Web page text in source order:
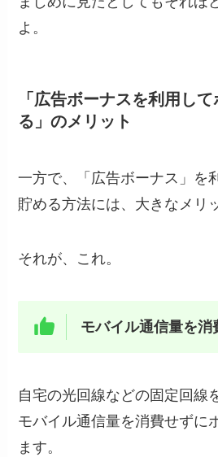
よ。
「広告ボーナスを利用し
る」のメリット
一方で、「広告ボーナス」を
貯める方法には、大きなメリ
それが、これ。
モバイル通信量を消
自宅の光回線などの固定回線
モバイル通信量を消費せずに
ます。